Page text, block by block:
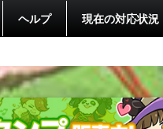
ヘルプ 現在の対応状況